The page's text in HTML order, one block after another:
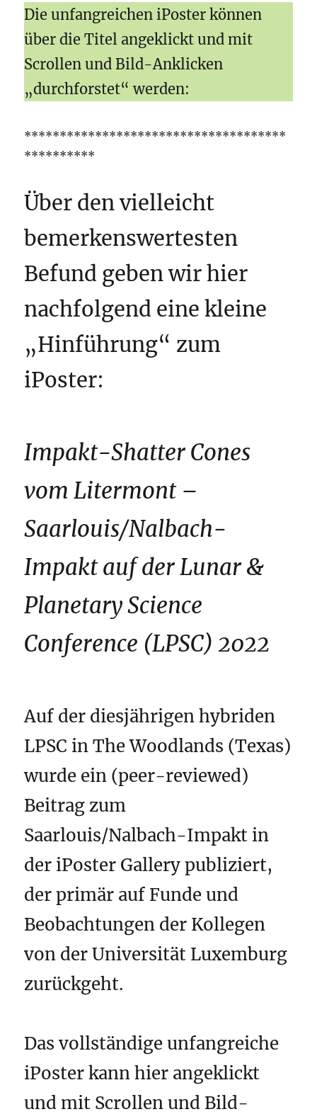
Die unfangreichen iPoster können
über die Titel angeklickt und mit
Scrollen und Bild-Anklicken
„durchforstet“ werden:
*************************************
**********
Über den vielleicht
bemerkenswertesten
Befund geben wir hier
nachfolgend eine kleine
„Hinführung“ zum
iPoster:
Impakt-Shatter Cones
vom Litermont –
Saarlouis/Nalbach-
Impakt auf der Lunar &
Planetary Science
Conference (LPSC) 2022
Auf der diesjährigen hybriden
LPSC in The Woodlands (Texas)
wurde ein (peer-reviewed)
Beitrag zum
Saarlouis/Nalbach-Impakt in
der iPoster Gallery publiziert,
der primär auf Funde und
Beobachtungen der Kollegen
von der Universität Luxemburg
zurückgeht.
Das vollständige unfangreiche
iPoster kann hier angeklickt
und mit Scrollen und Bild-